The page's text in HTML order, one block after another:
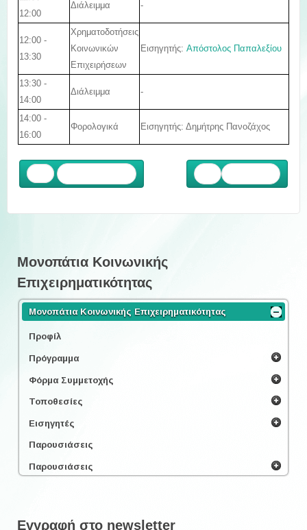
12:00
Διάλειμμα -
12:00 -
13:30
Χρηματοδοτήσεις
Κοινωνικών
Επιχειρήσεων
Εισηγητής: Απόστολος Παπαλεξίου
13:30 -
14:00
Διάλειμμα -
14:00 -
16:00
Φορολογικά Εισηγητής: Δημήτρης Πανοζάχος
Μονοπάτια Κοινωνικής
Επιχειρηματικότητας
Μονοπάτια Κοινωνικής Επιχειρηματικότητας
Προφίλ
Πρόγραμμα
Φόρμα Συμμετοχής
Τοποθεσίες
Εισηγητές
Παρουσιάσεις
Παρουσιάσεις
Εγγραφή στο newsletter